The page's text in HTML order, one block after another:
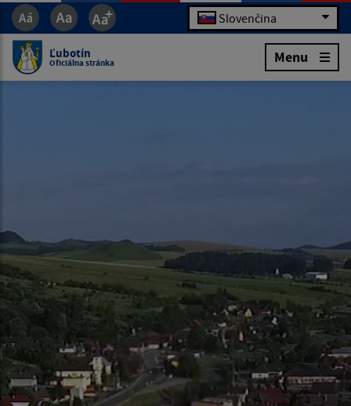
Slovenčina
Ľubotín
Oficiálna stránka Menu